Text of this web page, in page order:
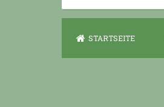
STARTSEITE